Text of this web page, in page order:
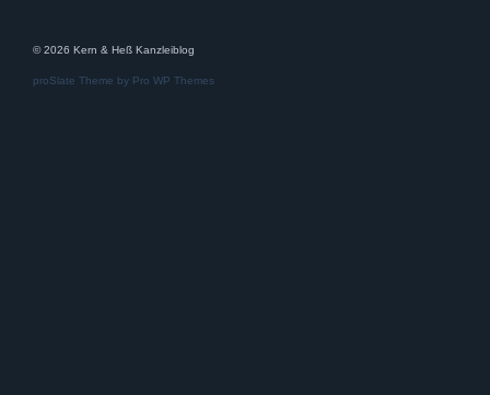
© 2026 Kern & Heß Kanzleiblog
proSlate Theme by Pro WP Themes